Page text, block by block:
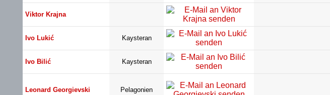
Viktor Krajna
Ivo Lukić Kaysteran
Ivo Bilić Kaysteran
Leonard Georgievski Pelagonien